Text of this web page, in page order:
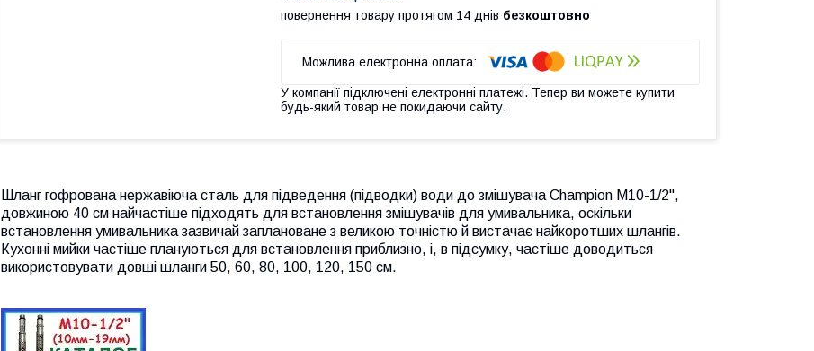
повернення товару протягом 14 днів безкоштовно
У компанії підключені електронні платежі. Тепер ви можете купити
будь-який товар не покидаючи сайту.
Шланг гофрована нержавіюча сталь для підведення (підводки) води до змішувача Champion М10-1/2",
довжиною 40 см найчастіше підходять для встановлення змішувачів для умивальника, оскільки
встановлення умивальника зазвичай заплановане з великою точністю й вистачає найкоротших шлангів.
Кухонні мийки частіше плануються для встановлення приблизно, і, в підсумку, частіше доводиться
використовувати довші шланги 50, 60, 80, 100, 120, 150 см.